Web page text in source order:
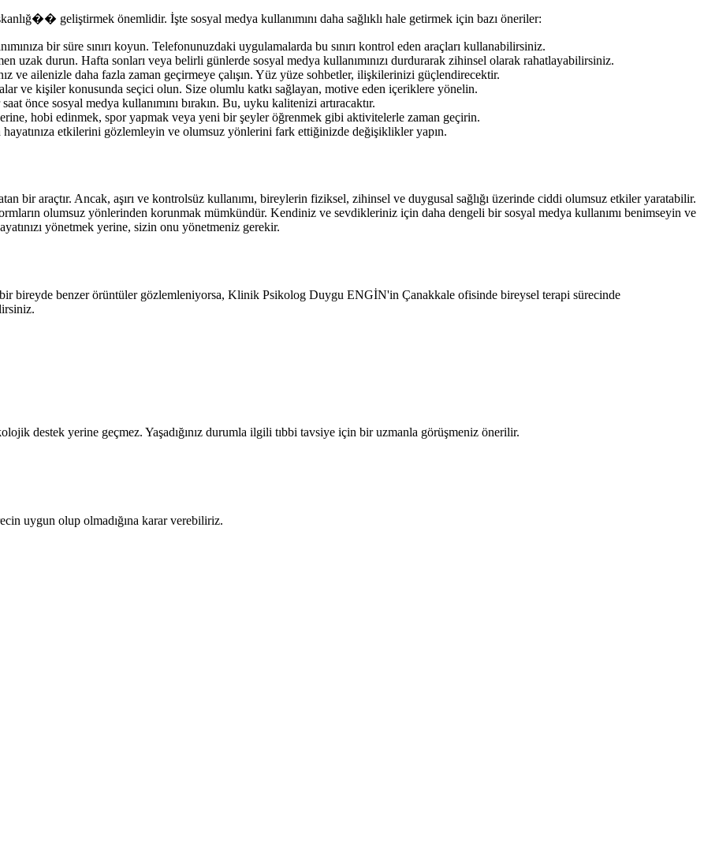
geliştirmek önemlidir. İşte sosyal medya kullanımını daha sağlıklı hale getirmek için bazı öneriler:
bir süre sınırı koyun. Telefonunuzdaki uygulamalarda bu sınırı kontrol eden araçları kullanabilirsiniz.
uzak durun. Hafta sonları veya belirli günlerde sosyal medya kullanımınızı durdurarak zihinsel olarak rahatlayabilirsiniz.
ve ailenizle daha fazla zaman geçirmeye çalışın. Yüz yüze sohbetler, ilişkilerinizi güçlendirecektir.
ve kişiler konusunda seçici olun. Size olumlu katkı sağlayan, motive eden içeriklere yönelin.
önce sosyal medya kullanımını bırakın. Bu, uyku kalitenizi artıracaktır.
hobi edinmek, spor yapmak veya yeni bir şeyler öğrenmek gibi aktivitelerle zaman geçirin.
hayatınıza etkilerini gözlemleyin ve olumsuz yönlerini fark ettiğinizde değişiklikler yapın.
bir araçtır. Ancak, aşırı ve kontrolsüz kullanımı, bireylerin fiziksel, zihinsel ve duygusal sağlığı üzerinde ciddi olumsuz etkiler yaratabilir.
olumsuz yönlerinden korunmak mümkündür. Kendiniz ve sevdikleriniz için daha dengeli bir sosyal medya kullanımı benimseyin ve
yönetmek yerine, sizin onu yönetmeniz gerekir.
bireyde benzer örüntüler gözlemleniyorsa, Klinik Psikolog Duygu ENGİN'in Çanakkale ofisinde bireysel terapi sürecinde
destek yerine geçmez. Yaşadığınız durumla ilgili tıbbi tavsiye için bir uzmanla görüşmeniz önerilir.
uygun olup olmadığına karar verebiliriz.